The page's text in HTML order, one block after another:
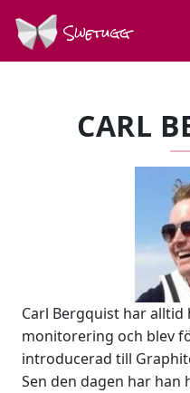
Swetugg
CARL
Carl Bergquist har
monitorering och blev
introducerad till
Sen den dagen har